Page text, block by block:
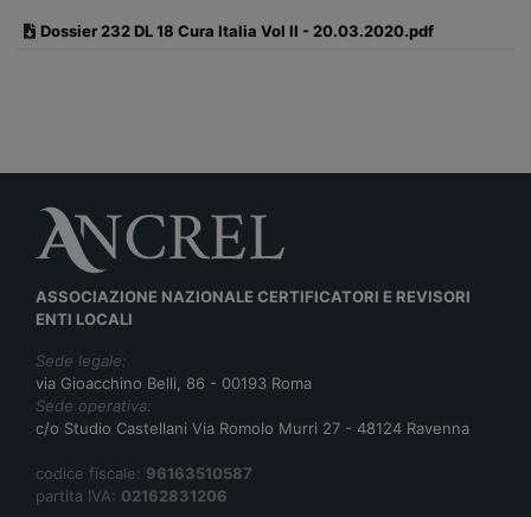
Dossier 232 DL 18 Cura Italia Vol II - 20.03.2020.pdf
ASSOCIAZIONE NAZIONALE CERTIFICATORI E REVISORI
ENTI LOCALI
Sede legale:
via Gioacchino Belli, 86 - 00193 Roma
Sede operativa:
c/o Studio Castellani Via Romolo Murri 27 - 48124 Ravenna
codice fiscale: 96163510587
partita IVA: 02162831206